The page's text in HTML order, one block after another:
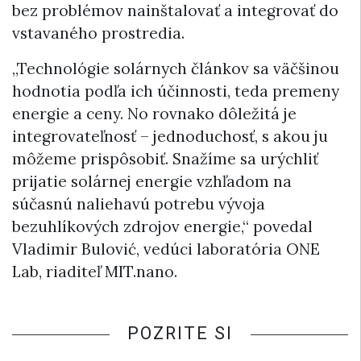
bez problémov nainštalovať a integrovať do
vstavaného prostredia.
„Technológie solárnych článkov sa väčšinou
hodnotia podľa ich účinnosti, teda premeny
energie a ceny. No rovnako dôležitá je
integrovateľnosť – jednoduchosť, s akou ju
môžeme prispôsobiť. Snažíme sa urýchliť
prijatie solárnej energie vzhľadom na
súčasnú naliehavú potrebu vývoja
bezuhlíkových zdrojov energie,“ povedal
Vladimir Bulović, vedúci laboratória ONE
Lab, riaditeľ MIT.nano.
POZRITE SI